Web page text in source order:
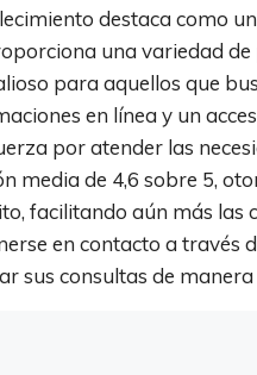
destaca como
una variedad
para aquellos que
en línea y un
por atender las
media de 4,6 sobre 5,
facilitando aún más las
en contacto a través
sus consultas de manera